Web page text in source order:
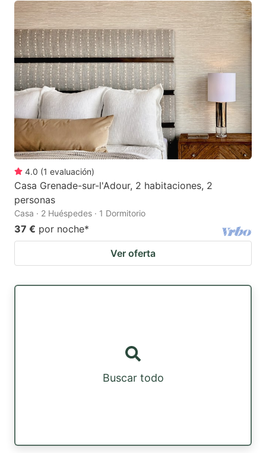
4.0 (1 evaluación)
Casa Grenade-sur-l'Adour, 2 habitaciones, 2
personas
Casa · 2 Huéspedes · 1 Dormitorio
37 € por noche*
Ver oferta
Buscar todo